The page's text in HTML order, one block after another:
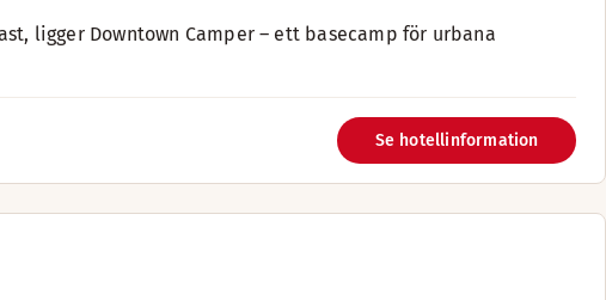
ligger Downtown Camper – ett basecamp för urbana
Se hotellinformation